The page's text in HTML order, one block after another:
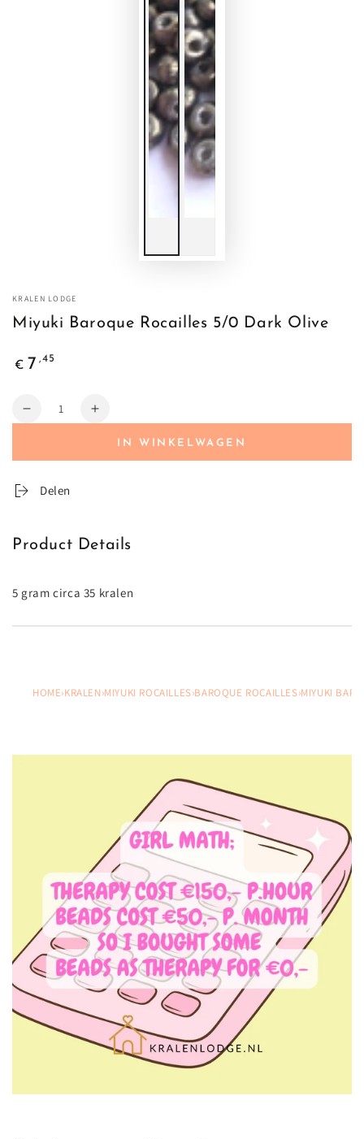
KRALEN LODGE
Miyuki Baroque Rocailles 5/0 Dark Olive
Normale
€ 7 ,45
Hoeveelheid
Verminder
Vermeerder
voor IN WINKELWAGEN
Delen
Product Details
5 gram circa 35 kralen
HOME›KRALEN›MIYUKI ROCAILLES›BAROQUE ROCAILLES›MIYUKI